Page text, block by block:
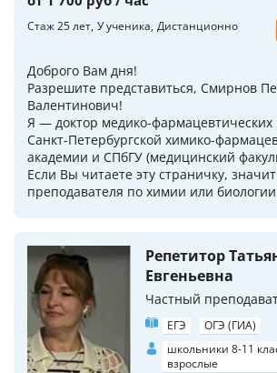
Стаж 25 лет У ученика Дистанционно
Доброго Вам дня!
Разрешите представиться, Смирнов
Валентинович!
Я — доктор медико-фармацевтических
Санкт-Петербургской химико-
академии и СПбГУ (медицинский
Если Вы читаете эту страничку,
преподавателя по химии или
Репетитор
Евгеньевна
Частный
ЕГЭ
ОГЭ (ГИА)
школьники 8-11
взрослые